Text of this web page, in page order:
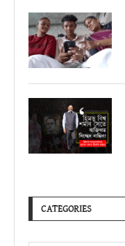
CATEGORIES